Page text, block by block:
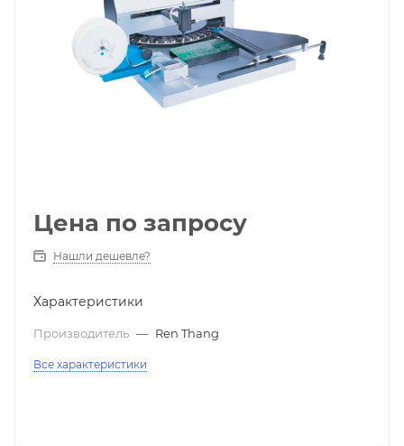
Цена по запросу
Нашли дешевле?
Характеристики
Производитель — Ren Thang
Все характеристики